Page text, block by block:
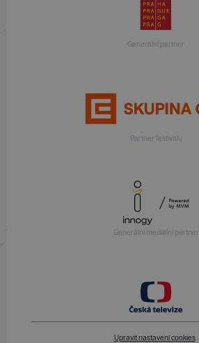
Generální partner
Partner festivalu
Generální mediální partner
Upravit nastavení cookies